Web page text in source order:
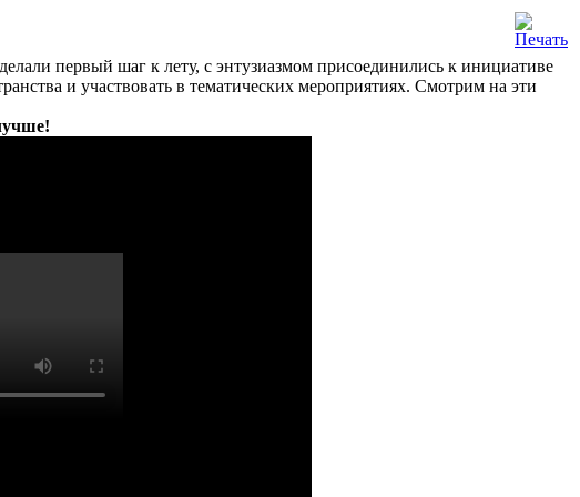
первый шаг к лету, с энтузиазмом присоединились к инициативе
и участвовать в тематических мероприятиях. Смотрим на эти